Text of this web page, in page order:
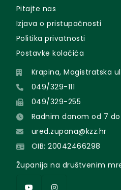
Pitajte nas
Izjava o pristupačnosti
Politika privatnosti
Postavke kolačića
Krapina, Magistratska
049/329-111
049/329-255
Radnim danom od 7 do
ured.zupana@kzz.hr
OIB: 20042466298
Županija na društvenim